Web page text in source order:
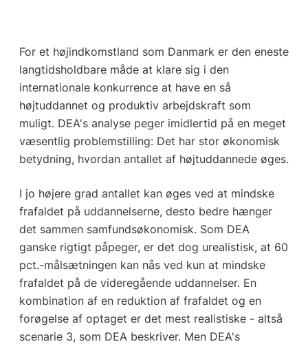
For et højindkomstland som Danmark er den eneste
langtidsholdbare måde at klare sig i den
internationale konkurrence at have en så
højtuddannet og produktiv arbejdskraft som
muligt. DEA's analyse peger imidlertid på en meget
væsentlig problemstilling: Det har stor økonomisk
betydning, hvordan antallet af højtuddannede øges.
I jo højere grad antallet kan øges ved at mindske
frafaldet på uddannelserne, desto bedre hænger
det sammen samfundsøkonomisk. Som DEA
ganske rigtigt påpeger, er det dog urealistisk, at 60
pct.-målsætningen kan nås ved kun at mindske
frafaldet på de videregående uddannelser. En
kombination af en reduktion af frafaldet og en
forøgelse af optaget er det mest realistiske - altså
scenarie 3, som DEA beskriver. Men DEA's